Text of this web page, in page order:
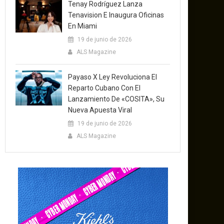
Tenay Rodríguez Lanza
Tenavision E Inaugura Oficinas
En Miami
19 de junio de 2026
ALS Magazine
Payaso X Ley Revoluciona El
Reparto Cubano Con El
Lanzamiento De «COSITA», Su
Nueva Apuesta Viral
19 de junio de 2026
ALS Magazine